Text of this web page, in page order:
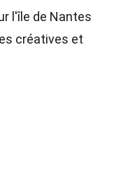
l'île de Nantes
créatives et